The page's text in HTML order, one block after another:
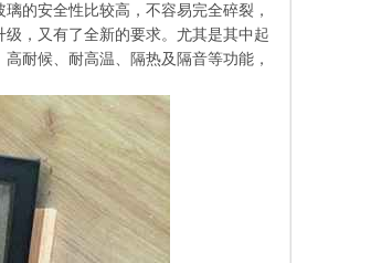
的安全性比较高，不容易完全碎裂，
，又有了全新的要求。尤其是其中起
耐候、耐高温、隔热及隔音等功能，